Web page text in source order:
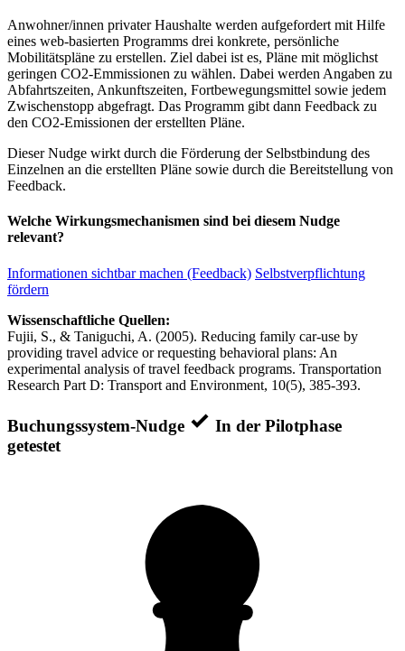
Anwohner/innen privater Haushalte werden aufgefordert mit Hilfe
eines web-basierten Programms drei konkrete, persönliche
Mobilitätspläne zu erstellen. Ziel dabei ist es, Pläne mit möglichst
geringen CO2-Emmissionen zu wählen. Dabei werden Angaben zu
Abfahrtszeiten, Ankunftszeiten, Fortbewegungsmittel sowie jedem
Zwischenstopp abgefragt. Das Programm gibt dann Feedback zu
den CO2-Emissionen der erstellten Pläne.
Dieser Nudge wirkt durch die Förderung der Selbstbindung des
Einzelnen an die erstellten Pläne sowie durch die Bereitstellung von
Feedback.
Welche Wirkungsmechanismen sind bei diesem Nudge
relevant?
Informationen sichtbar machen (Feedback) Selbstverpflichtung
fördern
Wissenschaftliche Quellen:
Fujii, S., & Taniguchi, A. (2005). Reducing family car-use by
providing travel advice or requesting behavioral plans: An
experimental analysis of travel feedback programs. Transportation
Research Part D: Transport and Environment, 10(5), 385-393.
Buchungssystem-Nudge
In der Pilotphase
getestet